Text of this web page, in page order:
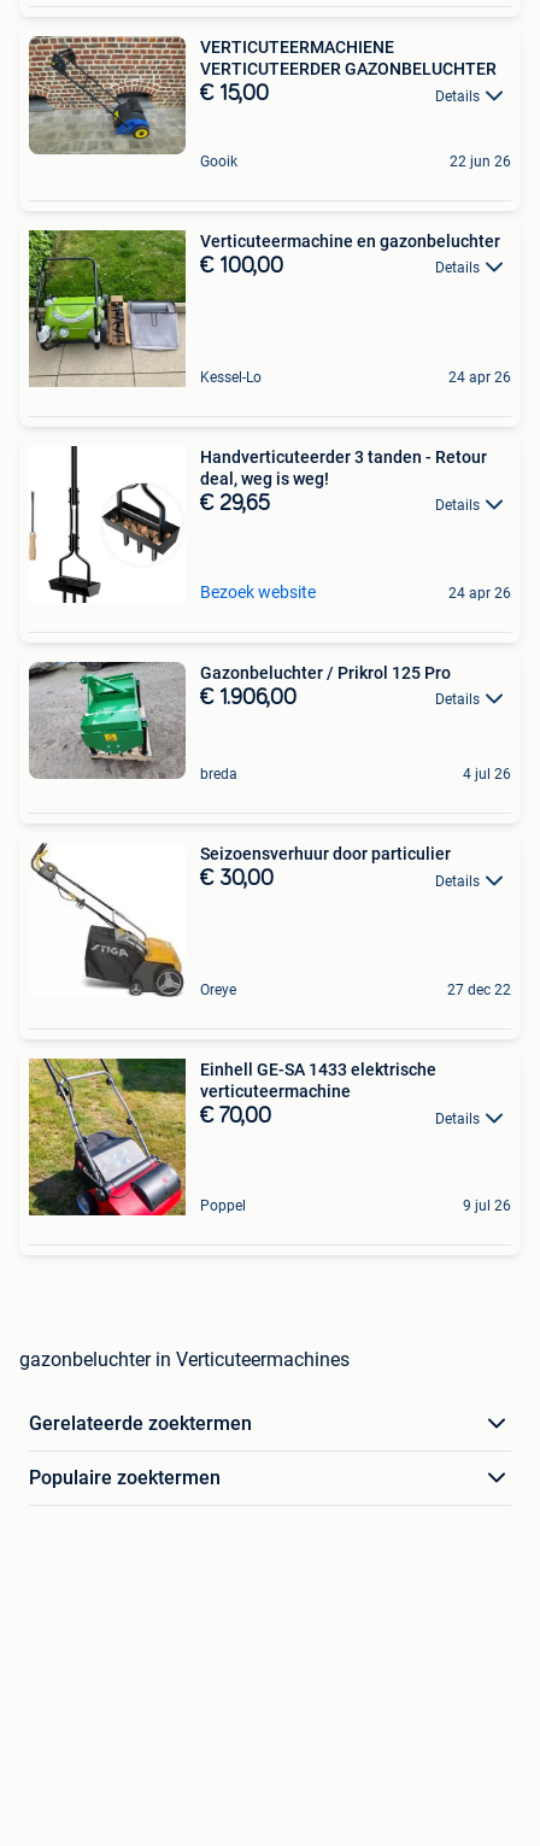
VERTICUTEERMACHIENE
VERTICUTEERDER GAZONBELUCHTER
€ 15,00 Details
Gooik 22 jun 26
Verticuteermachine en gazonbeluchter
€ 100,00 Details
Kessel-Lo 24 apr 26
Handverticuteerder 3 tanden - Retour
deal, weg is weg!
€ 29,65 Details
Bezoek website 24 apr 26
Gazonbeluchter / Prikrol 125 Pro
€ 1.906,00 Details
breda 4 jul 26
Seizoensverhuur door particulier
€ 30,00 Details
Oreye 27 dec 22
Einhell GE-SA 1433 elektrische
verticuteermachine
€ 70,00 Details
Poppel 9 jul 26
gazonbeluchter in Verticuteermachines
Gerelateerde zoektermen
Populaire zoektermen